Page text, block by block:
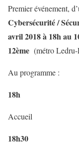
Premier événement,
Cybersécurité /
avril 2018 à 18h au
12ème (métro
Au programme :
18h
Accueil
18h30